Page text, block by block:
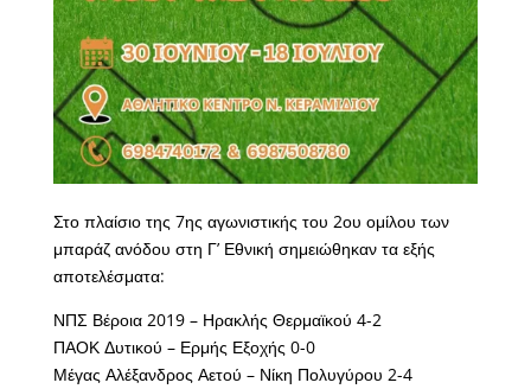
Στο πλαίσιο της 7ης αγωνιστικής του 2ου ομίλου των
μπαράζ ανόδου στη Γ’ Εθνική σημειώθηκαν τα εξής
αποτελέσματα:
ΝΠΣ Βέροια 2019 – Ηρακλής Θερμαϊκού 4-2
ΠΑΟΚ Δυτικού – Ερμής Εξοχής 0-0
Μέγας Αλέξανδρος Αετού – Νίκη Πολυγύρου 2-4